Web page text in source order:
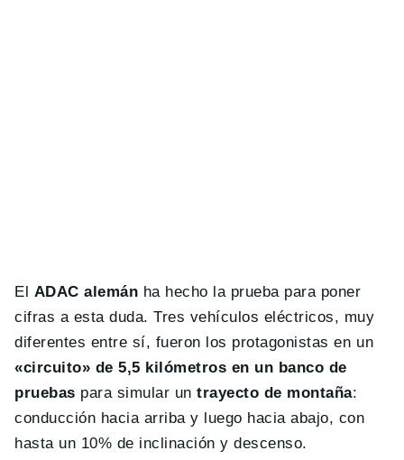
El ADAC alemán ha hecho la prueba para poner
cifras a esta duda. Tres vehículos eléctricos, muy
diferentes entre sí, fueron los protagonistas en un
«circuito» de 5,5 kilómetros en un banco de
pruebas para simular untrayecto de montaña:
conducción hacia arriba y luego hacia abajo, con
hasta un 10% de inclinación y descenso.